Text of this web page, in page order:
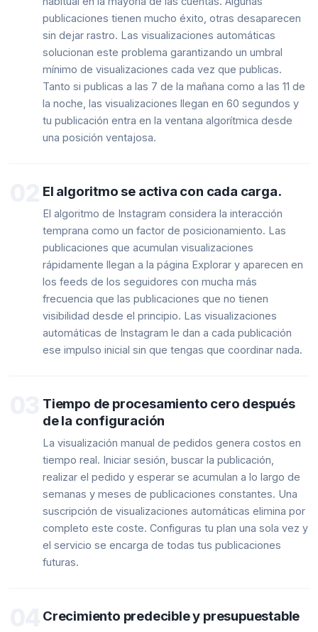
publicaciones tienen mucho éxito, otras desaparecen
sin dejar rastro. Las visualizaciones automáticas
solucionan este problema garantizando un umbral
mínimo de visualizaciones cada vez que publicas.
Tanto si publicas a las 7 de la mañana como a las 11 de
la noche, las visualizaciones llegan en 60 segundos y
tu publicación entra en la ventana algorítmica desde
una posición ventajosa.
El algoritmo se activa con cada carga.
El algoritmo de Instagram considera la interacción
temprana como un factor de posicionamiento. Las
publicaciones que acumulan visualizaciones
rápidamente llegan a la página Explorar y aparecen en
los feeds de los seguidores con mucha más
frecuencia que las publicaciones que no tienen
visibilidad desde el principio. Las visualizaciones
automáticas de Instagram le dan a cada publicación
ese impulso inicial sin que tengas que coordinar nada.
Tiempo de procesamiento cero después
de la configuración
La visualización manual de pedidos genera costos en
tiempo real. Iniciar sesión, buscar la publicación,
realizar el pedido y esperar se acumulan a lo largo de
semanas y meses de publicaciones constantes. Una
suscripción de visualizaciones automáticas elimina por
completo este coste. Configuras tu plan una sola vez y
el servicio se encarga de todas tus publicaciones
futuras.
Crecimiento predecible y presupuestable